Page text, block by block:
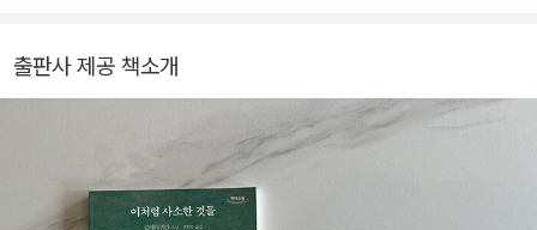
년 퇴임 후에는 충남 대학교 평화 안보 대학원 특임 교수와 외교부 국
립 외교원 명예 교수를 지냈다. 제20대 국회 국회의원 연구 단체 평
가위원으로도 활동했다. 현재는 ‘독일 정치·문화 연구소’를 운영하며
독일 통일과 한반도 통일 문제, 그리고 독일 역사와 문화 관련 강연을
하고 글도 쓰고 있다. 저서로는 『독일 독일인』(1989)을 시작으로
출판사 제공 책소개